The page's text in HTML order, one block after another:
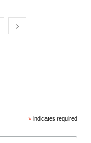
* indicates required